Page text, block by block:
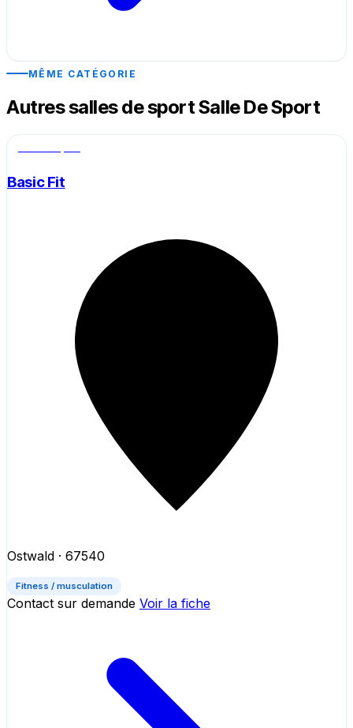
MÊME CATÉGORIE
Autres salles de sport Salle De Sport
Basic Fit
Ostwald · 67540
Fitness / musculation
Contact sur demande Voir la fiche